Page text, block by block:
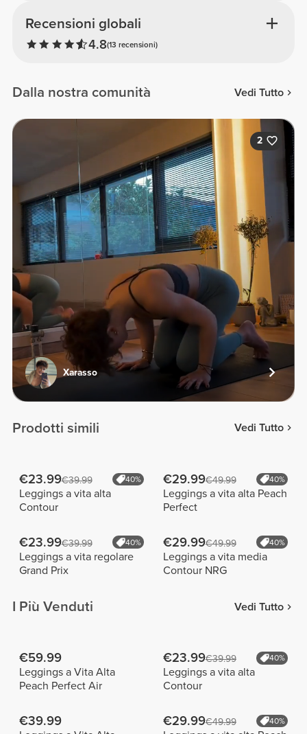
Recensioni globali
4.8(13 recensioni)
Dalla nostra comunità Vedi Tutto
2
Xarasso
Prodotti simili Vedi Tutto
€23.99€39.99 40%
Leggings a vita alta
Contour
€29.99€49.99 40%
Leggings a vita alta Peach
Perfect
€23.99€39.99 40%
Leggings a vita regolare
Grand Prix
€29.99€49.99 40%
Leggings a vita media
Contour NRG
I Più Venduti Vedi Tutto
€59.99
Leggings a Vita Alta
Peach Perfect Air
€23.99€39.99 40%
Leggings a vita alta
Contour
€39.99 €29.99€49.99 40%